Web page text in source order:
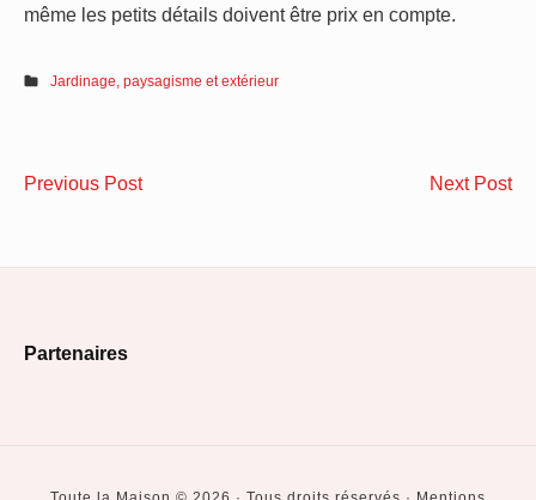
même les petits détails doivent être prix en compte.
Jardinage, paysagisme et extérieur
Navigation
Previous PostQuelles
Next Post
Partenaires